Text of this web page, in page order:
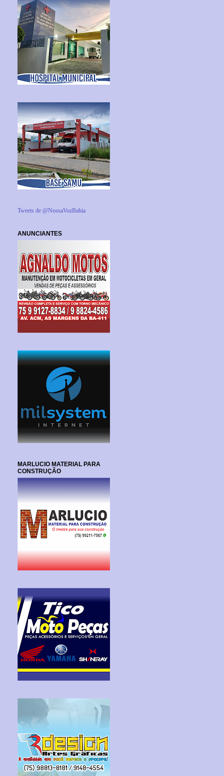
Tweets de @NossaVozBahia
ANUNCIANTES
MARLUCIO MATERIAL PARA
CONSTRUÇÃO